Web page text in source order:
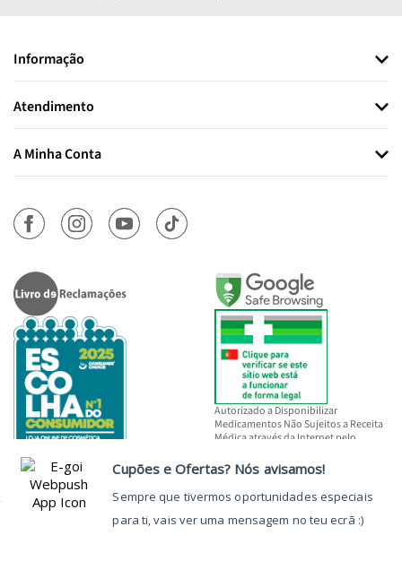
Informação
Atendimento
A Minha Conta
Autorizado a Disponibilizar
Medicamentos Não Sujeitos a Receita
Médica através da Internet pelo